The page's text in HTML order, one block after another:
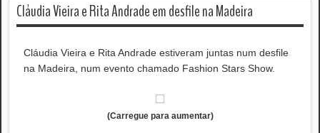
Cláudia Vieira e Rita Andrade em desfile na Madeira
Cláudia Vieira e Rita Andrade estiveram juntas num desfile
na Madeira, num evento chamado Fashion Stars Show.
(Carregue para aumentar)